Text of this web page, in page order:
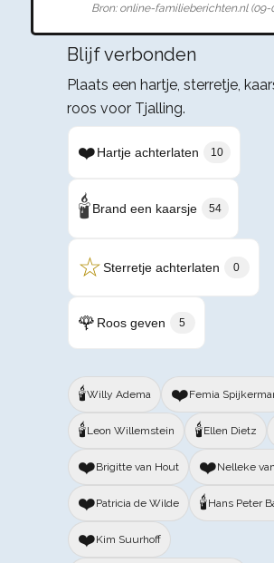
Bron: online-familieberichten.nl (09-
Blijf verbonden
Plaats een hartje, sterretje,
roos voor Tjalling.
❤️Hartje achterlaten 10
🕯️Brand een kaarsje 54
☆Sterretje achterlaten 0
🌹 Roos geven 5
🕯️Willy Adema ❤️Femia
🕯️Leon Willemstein 🕯️Ellen Dietz
❤️Brigitte van Hout ❤️Nelleke
❤️Patricia de Wilde 🕯️Hans Peter
❤️Kim Suurhoff